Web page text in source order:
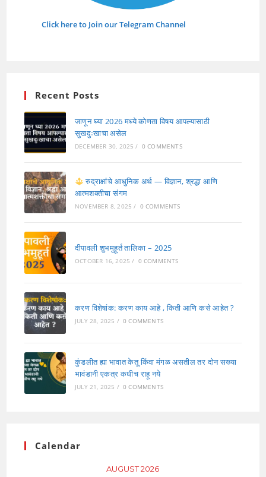
Click here to Join our Telegram Channel
Recent Posts
जाणून घ्या 2026 मध्ये कोणता विषय आपल्यासाठी
सुखदुःखाचा असेल
DECEMBER 30, 2025 / 0 COMMENTS
रुद्राक्षांचे आधुनिक अर्थ — विज्ञान, श्रद्धा आणि
आत्मशक्तीचा संगम
NOVEMBER 8, 2025 / 0 COMMENTS
दीपावली शुभमुहूर्त तालिका – 2025
OCTOBER 16, 2025 / 0 COMMENTS
करण विशेषांक: करण काय आहे , किती आणि कसे आहेत ?
JULY 28, 2025 / 0 COMMENTS
कुंडलीत ह्या भावात केतू किंवा मंगळ असतील तर दोन सख्या
भावंडानी एकत्र कधीच राहू नये
JULY 21, 2025 / 0 COMMENTS
Calendar
AUGUST 2026